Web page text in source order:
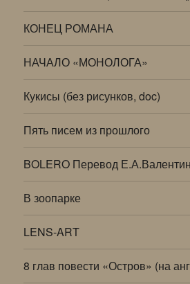
КОНЕЦ РОМАНА
НАЧАЛО «МОНОЛОГА»
Кукисы (без рисунков, doc)
Пять писем из прошлого
BOLERO Перевод
В зоопарке
LENS-ART
8 глав повести «Остров» (на